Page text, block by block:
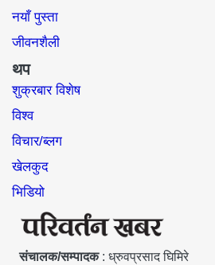
नयाँ पुस्ता
जीवनशैली
थप
शुक्रबार विशेष
विश्व
विचार/ब्लग
खेलकुद
भिडियो
संचालक/सम्पादक: ध्रुवप्रसाद घिमिरे